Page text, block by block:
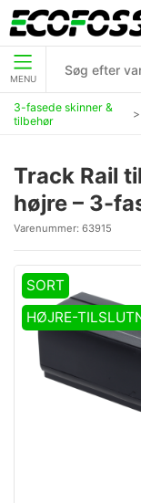
MENU
3-fasede skinner &
tilbehør
Track Rail
højre – 3-
Varenummer: 63915
SORT
HØJRE-